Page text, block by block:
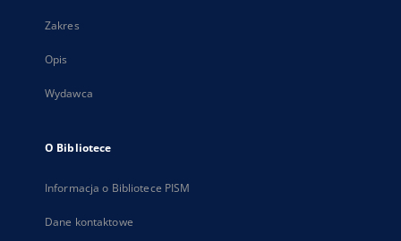
Zakres
Opis
Wydawca
O Bibliotece
Informacja o Bibliotece PISM
Dane kontaktowe